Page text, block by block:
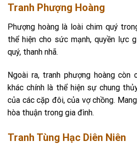
Tranh Phượng Hoàng
Phượng hoàng là loài chim quý
thể hiện cho sức mạnh, quyền lực
quý, thanh nhã.
Ngoài ra, tranh phượng hoàng
khác chính là thể hiện sự chung
của các cặp đôi, của vợ chồng.
hòa thuận trong gia đình.
Tranh Tùng Hạc Diên Niên